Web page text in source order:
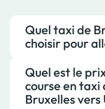
Quel taxi de
choisir pour
Pour rejoindre Uccle
confortablement,
Taxis Verts.
Quel est le
course en taxi
Bruxelles vers